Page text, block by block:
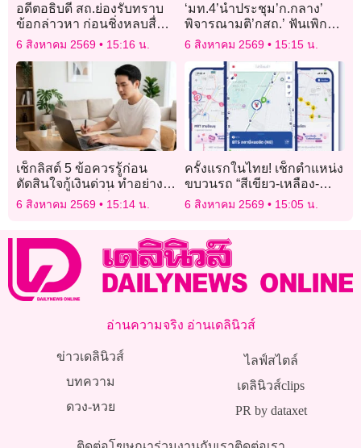
อดีตอธิบดี สถ.ย่องรับทราบ
ข้อกล่าวหา ก่อนชิ่งหลบสื่อ
ปฏิเสธทุกข้อกล่าวหา
6 สิงหาคม 2569 15:16 น.
‘มท.4’นำประชุม’ก.กลาง’
พิจารณามติ’กสถ.’ ฟันเพิก
ถอน 5,925คน ด้าน’ปลัด
6 สิงหาคม 2569 15:15 น.
เช็กลิสต์ 5 ข้อควรรู้ก่อน
ตัดสินใจกู้เงินด่วน ทำอย่างไร
ให้ปลอดภัย ไม่เสี่ยง
6 สิงหาคม 2569 15:14 น.
ครั้งแรกในไทย! เช็กตำแหน่ง
ขบวนรถ “สีเขียว-เหลือง-
ชมพู” แบบเรียลไทม์ผ่านแอป
6 สิงหาคม 2569 15:05 น.
อ่านความจริง อ่านเดลินิวส์
ข่าวเดลินิวส์
บทความ
ดวง-หวย
ไลฟ์สไตล์
เดลินิวส์clips
PR by dataxet